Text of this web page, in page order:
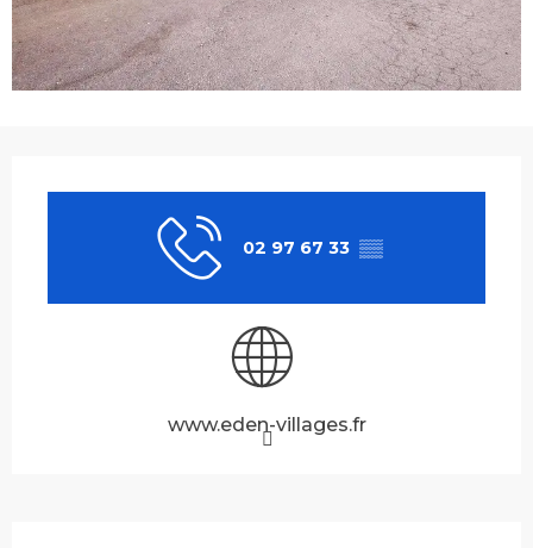
02 97 67 33 ▒▒
www.eden-villages.fr